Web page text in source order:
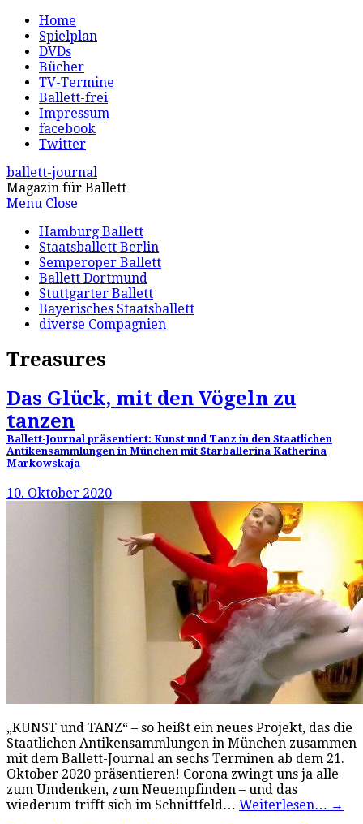
Home
Spielplan
DVDs
Bücher
TV-Termine
Ballett-frei
Impressum
facebook
Twitter
ballett-journal
Magazin für Ballett
Menu Close
Hamburg Ballett
Staatsballett Berlin
Semperoper Ballett
Ballett Dortmund
Stuttgarter Ballett
Bayerisches Staatsballett
diverse Compagnien
Treasures
Das Glück, mit den Vögeln zu
tanzen
Ballett-Journal präsentiert: Kunst und Tanz in den Staatlichen
Antikensammlungen in München mit Starballerina Katherina
Markowskaja
10. Oktober 2020
„KUNST und TANZ“ – so heißt ein neues Projekt, das die
Staatlichen Antikensammlungen in München zusammen
mit dem Ballett-Journal an sechs Terminen ab dem 21.
Oktober 2020 präsentieren! Corona zwingt uns ja alle
zum Umdenken, zum Neuempfinden – und das
wiederum trifft sich im Schnittfeld… Weiterlesen… →